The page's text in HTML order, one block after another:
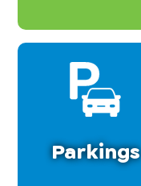
Parkings